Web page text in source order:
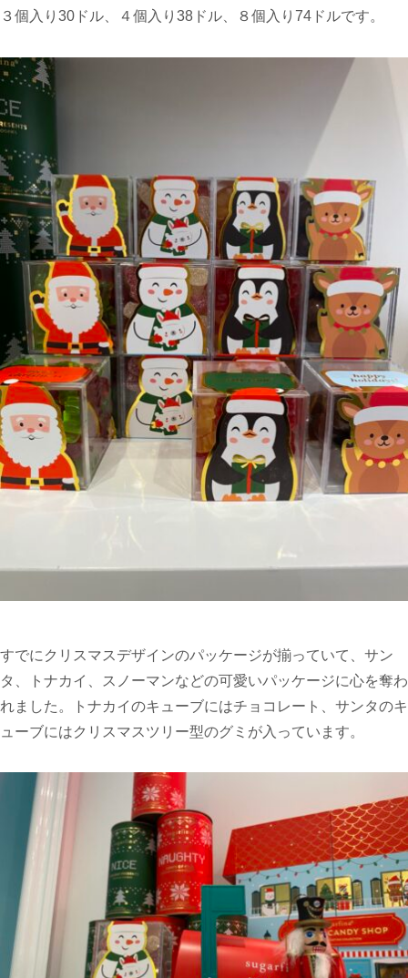
３個入り30ドル、４個入り38ドル、８個入り74ドルです。
すでにクリスマスデザインのパッケージが揃っていて、サン
タ、トナカイ、スノーマンなどの可愛いパッケージに心を奪わ
れました。トナカイのキューブにはチョコレート、サンタのキ
ューブにはクリスマスツリー型のグミが入っています。